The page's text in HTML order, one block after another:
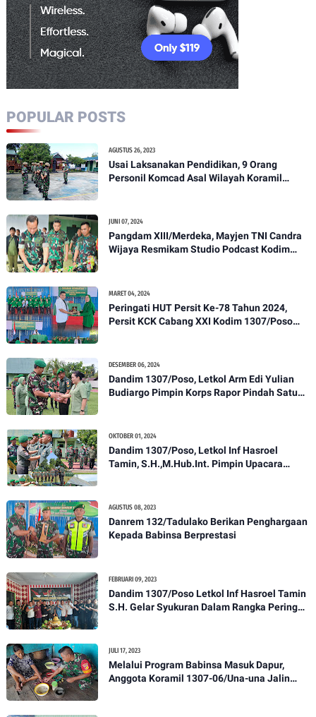
POPULAR POSTS
AGUSTUS 26, 2023
Usai Laksanakan Pendidikan, 9 Orang
Personil Komcad Asal Wilayah Koramil
JUNI 07, 2024
Pangdam XIII/Merdeka, Mayjen TNI Candra
Wijaya Resmikam Studio Podcast Kodim
MARET 04, 2024
Peringati HUT Persit Ke-78 Tahun 2024,
Persit KCK Cabang XXI Kodim 1307/Poso
DESEMBER 06, 2024
Dandim 1307/Poso, Letkol Arm Edi Yulian
Budiargo Pimpin Korps Rapor Pindah Satuan
OKTOBER 01, 2024
Dandim 1307/Poso, Letkol Inf Hasroel
Tamin, S.H.,M.Hub.Int. Pimpin Upacara
AGUSTUS 08, 2023
Danrem 132/Tadulako Berikan Penghargaan
Kepada Babinsa Berprestasi
FEBRUARI 09, 2023
Dandim 1307/Poso Letkol Inf Hasroel Tamin
S.H. Gelar Syukuran Dalam Rangka Peringati
JULI 17, 2023
Melalui Program Babinsa Masuk Dapur,
Anggota Koramil 1307-06/Una-una Jalin